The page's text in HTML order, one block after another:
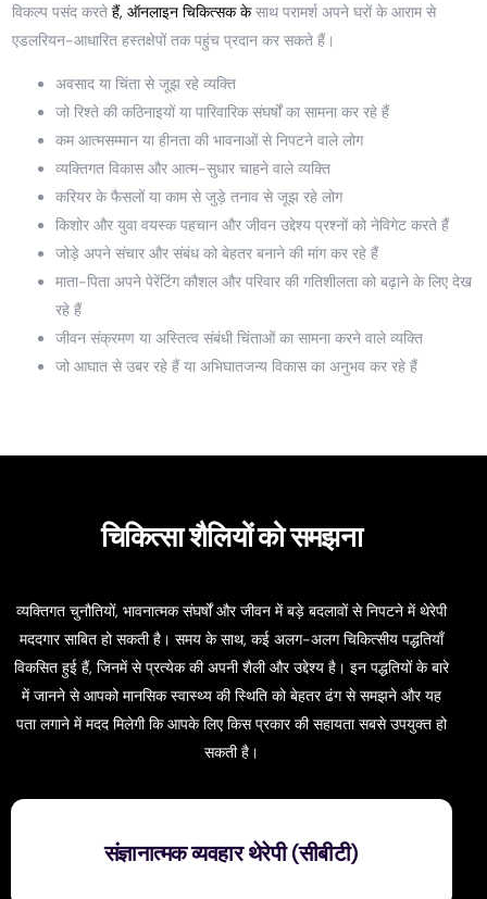
विकल्प पसंद करतेहैं, ऑनलाइन चिकित्सक केसाथ परामर्श अपने घरों के आराम से
एडलरियन-आधारित हस्तक्षेपों तक पहुंच प्रदान कर सकते हैं।
अवसाद या चिंता से जूझ रहे व्यक्ति
जो रिश्ते की कठिनाइयों या पारिवारिक संघर्षों का सामना कर रहे हैं
कम आत्मसम्मान या हीनता की भावनाओं से निपटने वाले लोग
व्यक्तिगत विकास और आत्म-सुधार चाहने वाले व्यक्ति
करियर के फैसलों या काम से जुड़े तनाव से जूझ रहे लोग
किशोर और युवा वयस्क पहचान और जीवन उद्देश्य प्रश्नों को नेविगेट करते हैं
जोड़े अपने संचार और संबंध को बेहतर बनाने की मांग कर रहे हैं
माता-पिता अपने पेरेंटिंग कौशल और परिवार की गतिशीलता को बढ़ाने के लिए देख
रहे हैं
जीवन संक्रमण या अस्तित्व संबंधी चिंताओं का सामना करने वाले व्यक्ति
जो आघात से उबर रहे हैं या अभिघातजन्य विकास का अनुभव कर रहे हैं
चिकित्सा शैलियों को समझना
व्यक्तिगत चुनौतियों, भावनात्मक संघर्षों और जीवन में बड़े बदलावों से निपटने में थेरेपी
मददगार साबित हो सकती है। समय के साथ, कई अलग-अलग चिकित्सीय पद्धतियाँ
विकसित हुई हैं, जिनमें से प्रत्येक की अपनी शैली और उद्देश्य है। इन पद्धतियों के बारे
में जानने से आपको मानसिक स्वास्थ्य की स्थिति को बेहतर ढंग से समझने और यह
पता लगाने में मदद मिलेगी कि आपके लिए किस प्रकार की सहायता सबसे उपयुक्त हो
सकती है।
संज्ञानात्मक व्यवहार थेरेपी (सीबीटी)